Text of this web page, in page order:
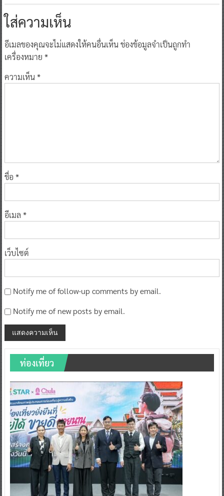
ใส่ความเห็น
อีเมลของคุณจะไม่แสดงให้คนอื่นเห็นช่องข้อมูลจำเป็นถูกทำ
เครื่องหมาย *
ความเห็น*
ชื่อ *
อีเมล *
เว็บไซต์
Notify me of follow-up comments by email.
Notify me of new posts by email.
ท่องเที่ยว